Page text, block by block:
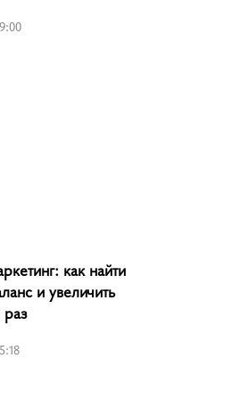
как найти
и увеличить